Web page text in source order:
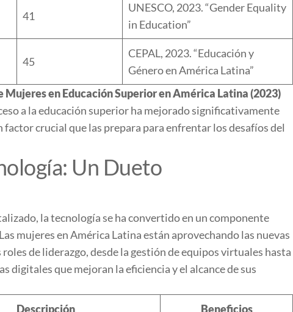
41
UNESCO, 2023. “Gender Equality
in Education”
45
CEPAL, 2023. “Educación y
Género en América Latina”
Mujeres en Educación Superior en América Latina (2023)
a la educación superior ha mejorado significativamente
factor crucial que las prepara para enfrentar los desafíos del
Un Dueto
la tecnología se ha convertido en un componente
mujeres en América Latina están aprovechando las nuevas
de liderazgo, desde la gestión de equipos virtuales hasta
digitales que mejoran la eficiencia y el alcance de sus
Descripción Beneficios